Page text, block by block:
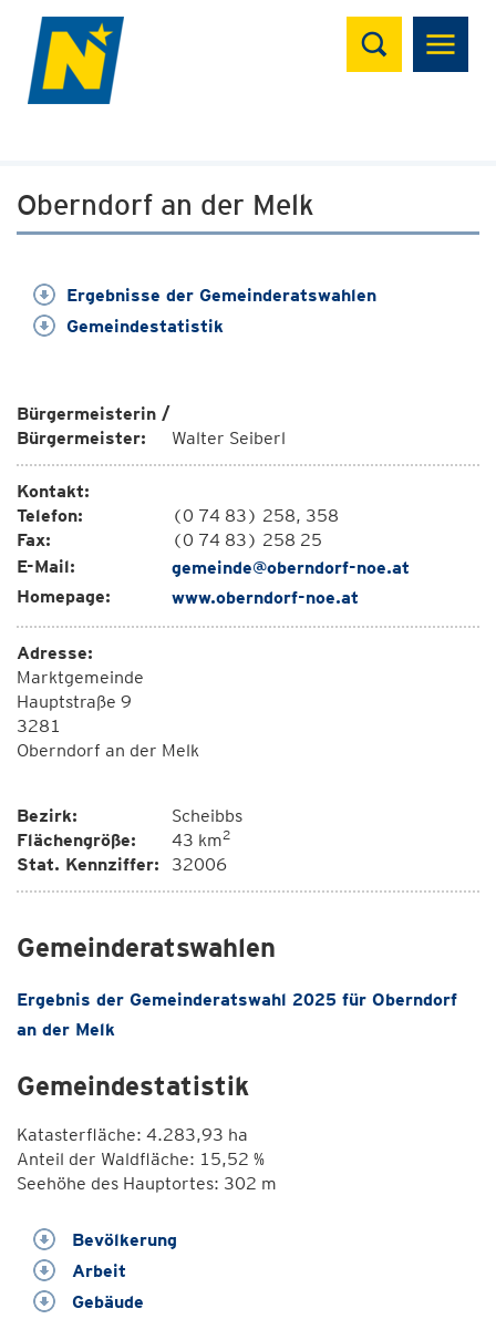
Suchen
Oberndorf an der Melk
Ergebnisse der Gemeinderatswahlen
Gemeindestatistik
Bürgermeisterin /
Bürgermeister:
Walter Seiberl
Kontakt:
Telefon:
(0 74 83) 258, 358
Fax:
(0 74 83) 258 25
E-Mail:
gemeinde@oberndorf-noe.at
Homepage:
www.oberndorf-noe.at
Adresse:
Marktgemeinde
Hauptstraße 9
3281
Oberndorf an der Melk
Bezirk:
Scheibbs
Flächengröße:
43 km2
Stat. Kennziffer: 32006
Gemeinderatswahlen
Ergebnis der Gemeinderatswahl 2025 für Oberndorf
an der Melk
Gemeindestatistik
Katasterfläche: 4.283,93 ha
Anteil der Waldfläche: 15,52 %
Seehöhe des Hauptortes: 302 m
Bevölkerung
Arbeit
Gebäude